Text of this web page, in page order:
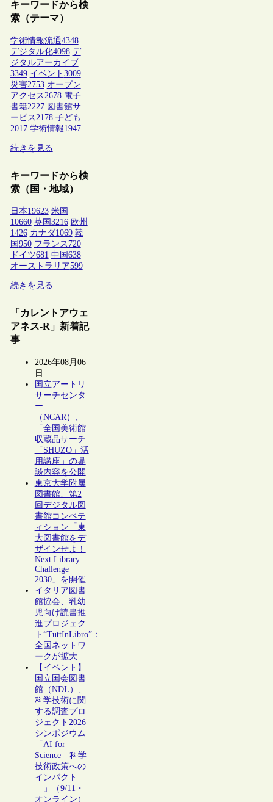
キーワードから検
索（テーマ）
学術情報流通4348
デジタル化4098 デ
ジタルアーカイブ
3349 イベント 3009
災害2753 オープン
アクセス 2678 電子
書籍2227 図書館サ
ービス 2178 子ども
2017 学術情報1947
続きを見る
キーワードから検
索（国・地域）
日本19623 米国
10660 英国 3216 欧州
1426 カナダ1069 韓
国 950 フランス 720
ドイツ681 中国 638
オーストラリア599
続きを見る
「カレントアウェ
アネス-R」新着記
事
2026年08月06
日
国立アートリ
サーチセンタ
ー
（NCAR）、
「全国美術館
収蔵品サーチ
「SHŪZŌ」活
用講座」の鼎
談内容を公開
東京大学附属
図書館、第2
回デジタル図
書館コンペテ
ィション「東
大図書館をデ
ザインせよ！
Next Library
Challenge
2030」を開催
イタリア図書
館協会、乳幼
児向け読書推
進プロジェク
ト“TuttInLibro”：
全国ネットワ
ークが拡大
【イベント】
国立国会図書
館（NDL）、
科学技術に関
する調査プロ
ジェクト2026
シンポジウム
「AI for
Science―科学
技術政策への
インパクト
―」（9/11・
オンライン）